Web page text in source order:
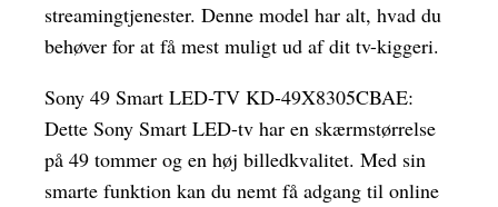
streamingtjenester. Denne model har alt, hvad du
behøver for at få mest muligt ud af dit tv-kiggeri.
Sony 49 Smart LED-TV KD-49X8305CBAE:
Dette Sony Smart LED-tv har en skærmstørrelse
på 49 tommer og en høj billedkvalitet. Med sin
smarte funktion kan du nemt få adgang til online